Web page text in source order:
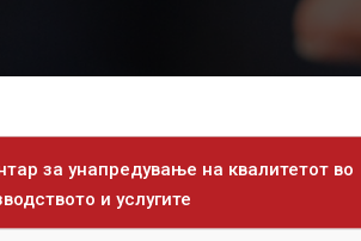
за унапредување на квалитетот во
и услугите